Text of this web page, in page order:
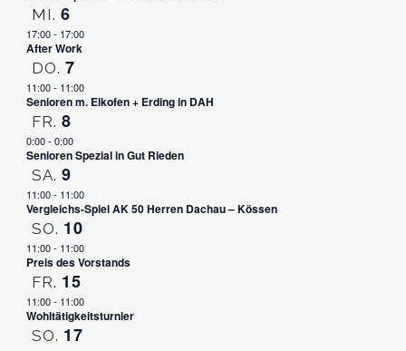
MI. 6
17:00- 17:00
After Work
DO. 7
11:00- 11:00
Senioren m. Elkofen + Erding in DAH
FR. 8
0:00- 0:00
Senioren Spezial in Gut Rieden
SA. 9
11:00- 11:00
Vergleichs-Spiel AK 50 Herren Dachau – Kössen
SO. 10
11:00- 11:00
Preis des Vorstands
FR. 15
11:00- 11:00
Wohltätigkeitsturnier
SO. 17